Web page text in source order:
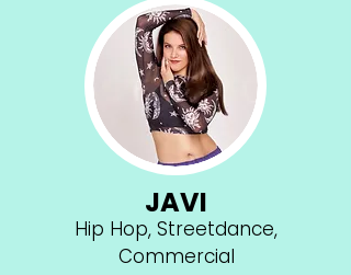
JAVI
Hip Hop, Streetdance,
Commercial